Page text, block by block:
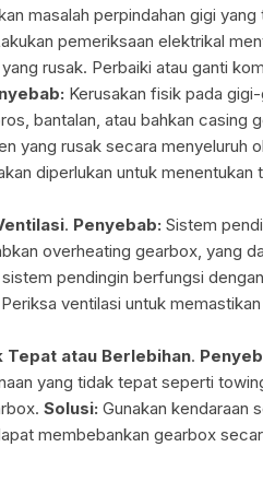
masalah perpindahan gigi
pemeriksaan elektrikal
rusak. Perbaiki atau ganti
Kerusakan fisik pada
bantalan, atau bahkan casing
yang rusak secara menyeluruh
diperlukan untuk menentukan
. Penyebab: Sistem
overheating gearbox, yang
pendingin berfungsi
ventilasi untuk
Tepat atau Berlebihan.
yang tidak tepat seperti
Solusi: Gunakan kendaraan
membebankan gearbox